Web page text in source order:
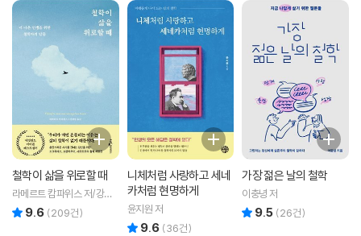
철학이 삶을 위로할 때
라메르트 캄파위스 저/강민
경 역9.6 (209건)
니체처럼 사랑하고 세네
카처럼 현명하게
윤지원 저
9.6 (36건)
가장 젊은 날의 철학
이충녕 저
9.5 (26건)